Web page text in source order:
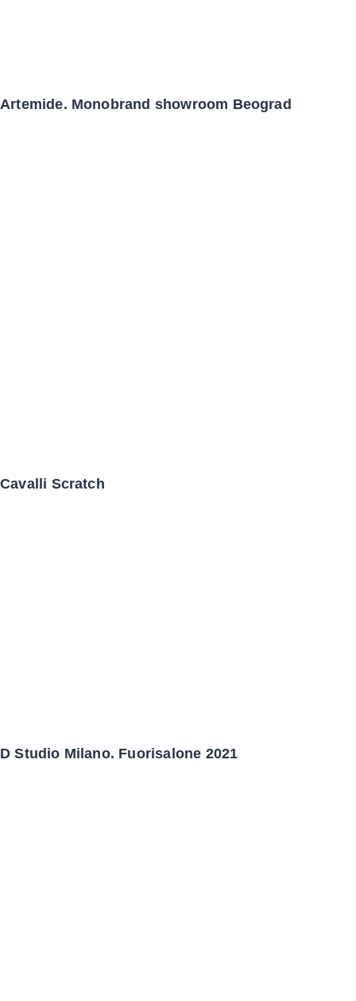
Artemide. Monobrand showroom Beograd
Cavalli Scratch
D Studio Milano. Fuorisalone 2021